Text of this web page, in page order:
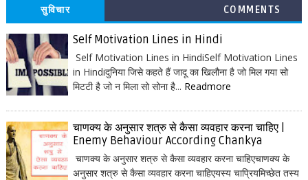
सुविचार COMMENTS
Self Motivation Lines in Hindi
Self Motivation Lines in HindiSelf Motivation Lines
in Hindiदुनिया जिसे कहते हैं जादू का खिलौना है जो मिल गया सो
मिटटी है जो न मिला सो सोना है... Readmore
चाणक्य के अनुसार शत्रु से कैसा व्यवहार करना चाहिए |
Enemy Behaviour According Chankya
चाणक्य के अनुसार शत्रु से कैसा व्यवहार करना चाहिएचाणक्य के
अनुसार शत्रु से कैसा व्यवहार करना चाहिएयस्य चाप्रियमिच्छेत तस्य